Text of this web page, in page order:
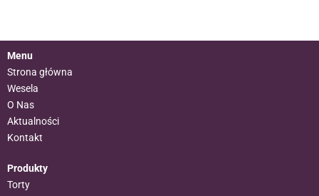
Menu
Strona główna
Wesela
O Nas
Aktualności
Kontakt
Produkty
Torty